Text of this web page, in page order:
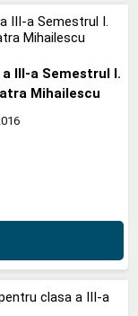
III-a Semestrul I.
Mihailescu